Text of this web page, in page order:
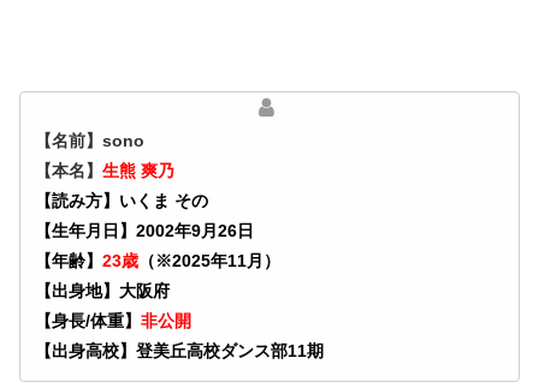
【名前】sono
【本名】 生熊 爽乃
【読み方】いくま その
【生年月日】2002年9月26日
【年齢】 23歳 （※2025年11月）
【出身地】大阪府
【身長/体重】 非公開
【出身高校】登美丘高校ダンス部11期